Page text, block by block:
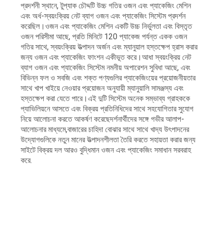
প্রদর্শনী স্থানে, টুপ্যাক চৌদ্দটি উচ্চ গতির ওজন এবং প্যাকেজিং মেশিন
এবং অর্ধ-স্বয়ংক্রিয় নেট ব্যাগ ওজন এবং প্যাকেজিং সিস্টেম প্রদর্শন
করেছিল।ওজন এবং প্যাকেজিং মেশিন একটি উচ্চ নির্ভুলতা এবং বিস্তৃত
ওজন পরিসীমা আছে, প্রতি মিনিটে 120 প্যাকেজ পর্যন্ত একক ওজন
গতির সাথে, স্বয়ংক্রিয় উত্পাদন অর্জন এবং ম্যানুয়াল হস্তক্ষেপ হ্রাস করার
জন্য ওজন এবং প্যাকেজিং ফাংশন একীভূত করে।আধা স্বয়ংক্রিয় নেট
ব্যাগ ওজন এবং প্যাকেজিং সিস্টেম নমনীয় অপারেশন সুবিধা আছে, এবং
বিভিন্ন ফল ও সবজি এবং শক্ত পণ্যগুলির প্যাকেজিংয়ের প্রয়োজনীয়তার
সাথে খাপ খাইয়ে নেওয়ার প্রয়োজন অনুযায়ী ম্যানুয়ালি সামঞ্জস্য এবং
হস্তক্ষেপ করা যেতে পারে।এই দুটি সিস্টেম অনেক সম্ভাব্য গ্রাহককে
প্যাভিলিয়নে আসতে এবং বিক্রয় প্রতিনিধিদের সাথে সহযোগিতার সুযোগ
নিয়ে আলোচনা করতে আকর্ষণ করেছেদর্শনার্থীদের সঙ্গে গভীর আলাপ-
আলোচনার মাধ্যমে,বাজারের চাহিদা বোঝার সাথে সাথে খাদ্য উৎপাদনের
উদ্যোগগুলিকে নতুন মানের উত্পাদনশীলতা তৈরি করতে সহায়তা করার জন্য
সাইটে বিক্রয় দল আরও বুদ্ধিমান ওজন এবং প্যাকেজিং সমাধান সরবরাহ
করে.